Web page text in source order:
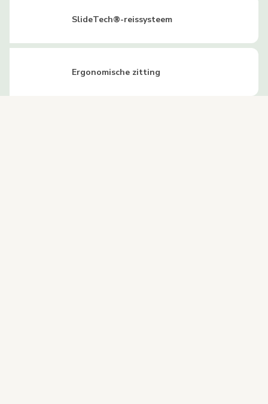
SlideTech®-reissysteem
Ergonomische zitting